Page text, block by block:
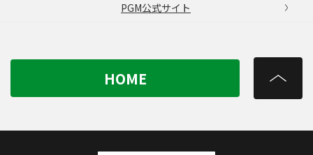
PGM公式サイト
HOME